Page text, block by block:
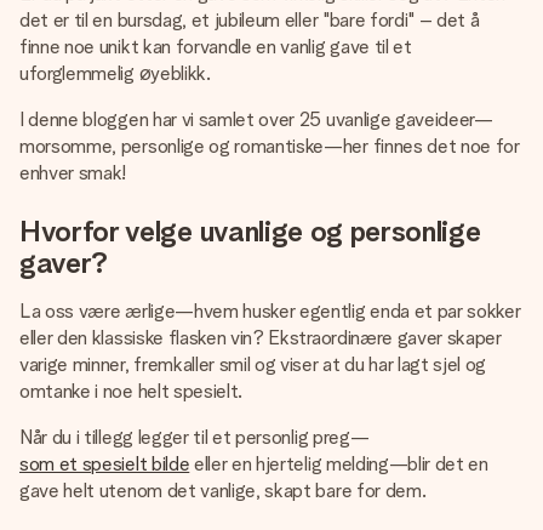
et bilde av dere eller en beskjed som virkelig berører
hjertet. Ikke noe tull, bare masse kjærlighet i øyeblikket.
det er til en bursdag, et jubileum eller "bare fordi" – det å
finne noe unikt kan forvandle en vanlig gave til et
uforglemmelig øyeblikk.
I denne bloggen har vi samlet over 25 uvanlige gaveideer—
morsomme, personlige og romantiske—her finnes det noe for
enhver smak!
Hvorfor velge uvanlige og personlige
gaver?
La oss være ærlige—hvem husker egentlig enda et par sokker
eller den klassiske flasken vin? Ekstraordinære gaver skaper
varige minner, fremkaller smil og viser at du har lagt sjel og
omtanke i noe helt spesielt.
Når du i tillegg legger til et personlig preg—
som et spesielt bilde eller en hjertelig melding—blir det en
gave helt utenom det vanlige, skapt bare for dem.